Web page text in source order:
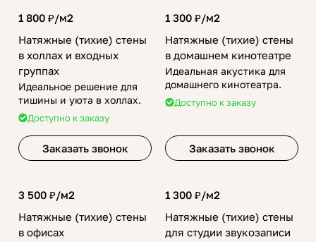
1 800 ₽/м2
Натяжные (тихие) стены
в холлах и входных
группах
Идеальное решение для
тишины и уюта в холлах.
Доступно к заказу
Заказать звонок
1 300 ₽/м2
Натяжные (тихие) стены
в домашнем кинотеатре
Идеальная акустика для
домашнего кинотеатра.
Доступно к заказу
Заказать звонок
3 500 ₽/м2
Натяжные (тихие) стены
в офисах
1 300 ₽/м2
Натяжные (тихие) стены
для студии звукозаписи